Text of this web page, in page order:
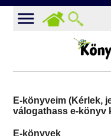
E-könyveim (Kérlek,
válogathass e-könyv
E-könyvek